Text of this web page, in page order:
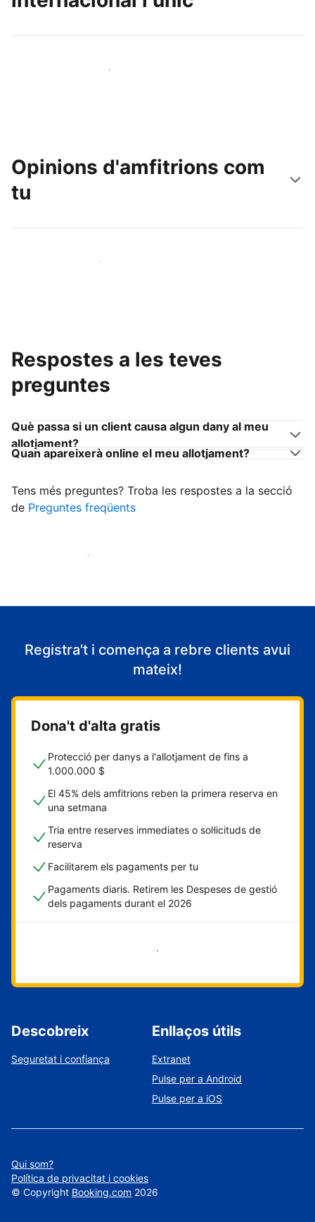
Arriba a nous clients avui mateix
Opinions d'amfitrions com
tu
Uneix-te a amfitrions com tu
Respostes a les teves
preguntes
Què passa si un client causa algun dany al meu
allotjament?
Quan apareixerà online el meu allotjament?
Tens més preguntes? Troba les respostes a la secció
de Preguntes freqüents
Comença a rebre clients
Registra't i comença a rebre clients avui
mateix!
Dona't d'alta gratis
Protecció per danys a l'allotjament de fins a
1.000.000 $
El 45% dels amfitrions reben la primera reserva en
una setmana
Tria entre reserves immediates o sol·licituds de
reserva
Facilitarem els pagaments per tu
Pagaments diaris. Retirem les Despeses de gestió
dels pagaments durant el 2026
Comença ara
Descobreix
Seguretat i confiança
Enllaços útils
Extranet
Pulse per a Android
Pulse per a iOS
Qui som?
Política de privacitat i cookies
© Copyright Booking.com 2026